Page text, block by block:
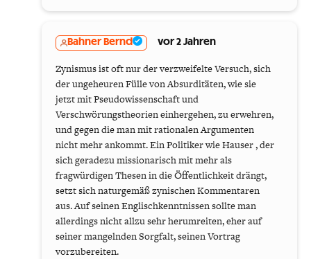
Bahner Bernd vor 2 Jahren
Zynismus ist oft nur der verzweifelte Versuch, sich
der ungeheuren Fülle von Absurditäten, wie sie
jetzt mit Pseudowissenschaft und
Verschwörungstheorien einhergehen, zu erwehren,
und gegen die man mit rationalen Argumenten
nicht mehr ankommt. Ein Politiker wie Hauser , der
sich geradezu missionarisch mit mehr als
fragwürdigen Thesen in die Öffentlichkeit drängt,
setzt sich naturgemäß zynischen Kommentaren
aus. Auf seinen Englischkenntnissen sollte man
allerdings nicht allzu sehr herumreiten, eher auf
seiner mangelnden Sorgfalt, seinen Vortrag
vorzubereiten.